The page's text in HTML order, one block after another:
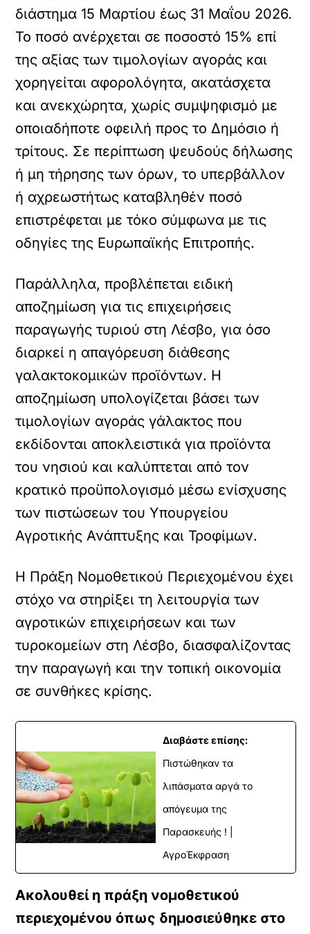
διάστημα 15 Μαρτίου έως 31 Μαΐου 2026.
Το ποσό ανέρχεται σε ποσοστό 15% επί
της αξίας των τιμολογίων αγοράς και
χορηγείται αφορολόγητα, ακατάσχετα
και ανεκχώρητα, χωρίς συμψηφισμό με
οποιαδήποτε οφειλή προς το Δημόσιο ή
τρίτους. Σε περίπτωση ψευδούς δήλωσης
ή μη τήρησης των όρων, το υπερβάλλον
ή αχρεωστήτως καταβληθέν ποσό
επιστρέφεται με τόκο σύμφωνα με τις
οδηγίες της Ευρωπαϊκής Επιτροπής.
Παράλληλα, προβλέπεται ειδική
αποζημίωση για τις επιχειρήσεις
παραγωγής τυριού στη Λέσβο, για όσο
διαρκεί η απαγόρευση διάθεσης
γαλακτοκομικών προϊόντων. Η
αποζημίωση υπολογίζεται βάσει των
τιμολογίων αγοράς γάλακτος που
εκδίδονται αποκλειστικά για προϊόντα
του νησιού και καλύπτεται από τον
κρατικό προϋπολογισμό μέσω ενίσχυσης
των πιστώσεων του Υπουργείου
Αγροτικής Ανάπτυξης και Τροφίμων.
Η Πράξη Νομοθετικού Περιεχομένου έχει
στόχο να στηρίξει τη λειτουργία των
αγροτικών επιχειρήσεων και των
τυροκομείων στη Λέσβο, διασφαλίζοντας
την παραγωγή και την τοπική οικονομία
σε συνθήκες κρίσης.
Διαβάστε επίσης:
Πιστώθηκαν τα
λιπάσματα αργά το
απόγευμα της
Παρασκευής ! |
ΑγροΈκφραση
Ακολουθεί η πράξη νομοθετικού
περιεχομένου όπως δημοσιεύθηκε στο